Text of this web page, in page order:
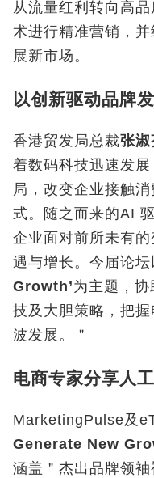
从流量红利转向高
术进行精准营销，
展新市场。
以创新驱动品牌
香港贸发局总裁张淑
着数码科技迅速发
局，改变企业接触
式。随之而来的AI
企业面对前所未有
遇与增长。今届论坛
Growth’为主题，
技及大胆策略，把
波发展。＂
电商专家分享人
MarketingPulse及
Generate New
涵盖＂杰出品牌领袖